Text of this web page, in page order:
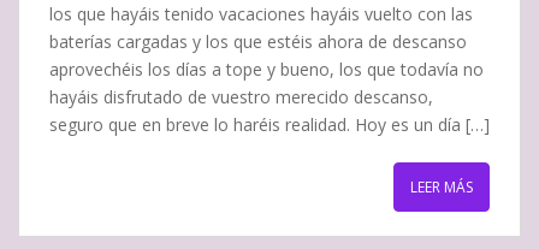
los que hayáis tenido vacaciones hayáis vuelto con las
baterías cargadas y los que estéis ahora de descanso
aprovechéis los días a tope y bueno, los que todavía no
hayáis disfrutado de vuestro merecido descanso,
seguro que en breve lo haréis realidad. Hoy es un día […]
LEER MÁS